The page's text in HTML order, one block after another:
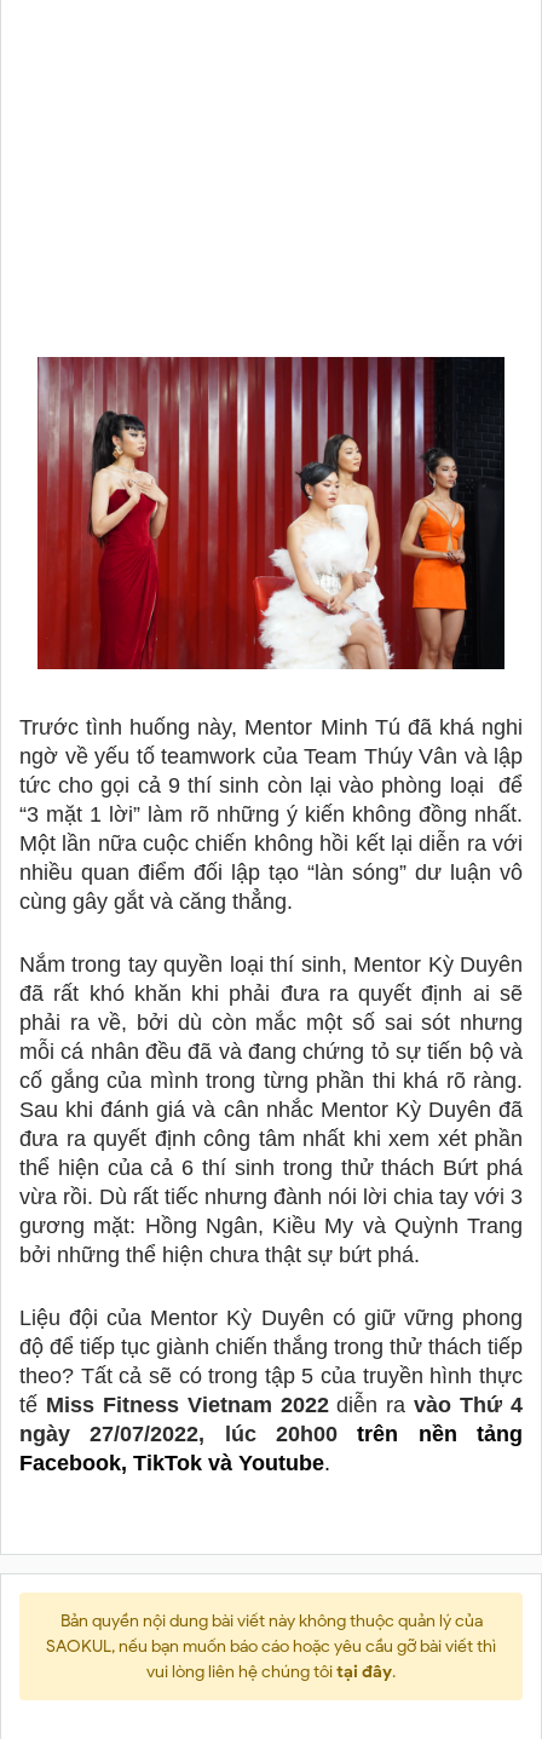
Trước tình huống này, Mentor Minh Tú đã khá nghi
ngờ về yếu tố teamwork của Team Thúy Vân và lập
tức cho gọi cả 9 thí sinh còn lại vào phòng loại  để
“3 mặt 1 lời” làm rõ những ý kiến không đồng nhất.
Một lần nữa cuộc chiến không hồi kết lại diễn ra với
nhiều quan điểm đối lập tạo “làn sóng” dư luận vô
cùng gây gắt và căng thẳng.
Nắm trong tay quyền loại thí sinh, Mentor Kỳ Duyên
đã rất khó khăn khi phải đưa ra quyết định ai sẽ
phải ra về, bởi dù còn mắc một số sai sót nhưng
mỗi cá nhân đều đã và đang chứng tỏ sự tiến bộ và
cố gắng của mình trong từng phần thi khá rõ ràng.
Sau khi đánh giá và cân nhắc Mentor Kỳ Duyên đã
đưa ra quyết định công tâm nhất khi xem xét phần
thể hiện của cả 6 thí sinh trong thử thách Bứt phá
vừa rồi. Dù rất tiếc nhưng đành nói lời chia tay với 3
gương mặt: Hồng Ngân, Kiều My và Quỳnh Trang
bởi những thể hiện chưa thật sự bứt phá.
Liệu đội của Mentor Kỳ Duyên có giữ vững phong
độ để tiếp tục giành chiến thắng trong thử thách tiếp
theo? Tất cả sẽ có trong tập 5 của truyền hình thực
tế Miss Fitness Vietnam 2022 diễn ra vào Thứ 4
ngày 27/07/2022, lúc 20h00 trên nền tảng
Facebook, TikTok và Youtube.
Bản quyền nội dung bài viết này không thuộc quản lý của
SAOKUL, nếu bạn muốn báo cáo hoặc yêu cầu gỡ bài viết thì
vui lòng liên hệ chúng tôitại đây.